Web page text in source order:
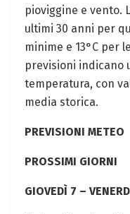
pioviggine e vento.
ultimi 30 anni per
minime e 13°C per
previsioni indicano
temperatura, con
media storica.
PREVISIONI METEO
PROSSIMI GIORNI
GIOVEDÌ 7 –